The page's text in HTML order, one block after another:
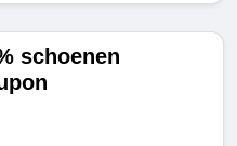
schoenen